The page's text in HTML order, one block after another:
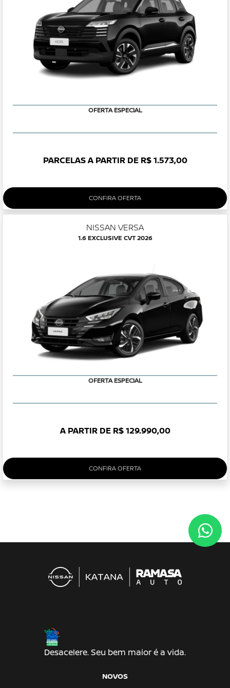
OFERTA ESPECIAL
PARCELAS A PARTIR DE R$ 1.573,00
CONFIRA OFERTA
NISSAN VERSA
1.6 EXCLUSIVE CVT 2026
OFERTA ESPECIAL
A PARTIR DE R$ 129.990,00
CONFIRA OFERTA
Desacelere. Seu bem maior é a vida.
NOVOS